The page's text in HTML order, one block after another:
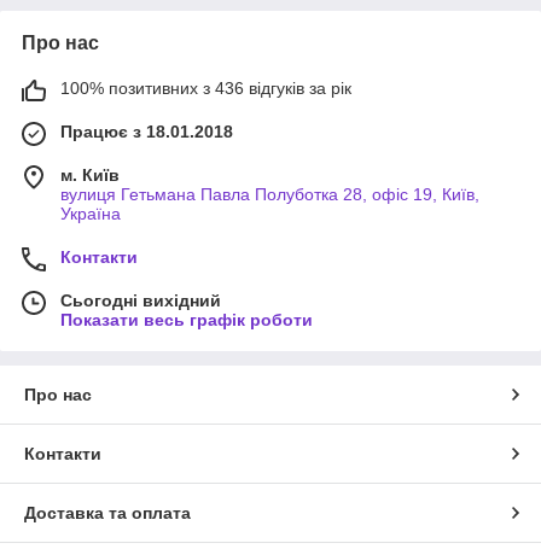
Про нас
100% позитивних з 436 відгуків за рік
Працює з 18.01.2018
м. Київ
вулиця Гетьмана Павла Полуботка 28, офіс 19, Київ,
Україна
Контакти
Сьогодні вихідний
Показати весь графік роботи
Про нас
Контакти
Доставка та оплата